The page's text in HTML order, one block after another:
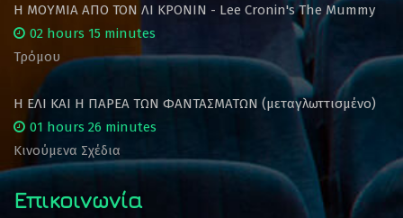
Η ΜΟΥΜΙΑ ΑΠΟ ΤΟΝ ΛΙ ΚΡΟΝΙΝ - Lee Cronin's The Mummy
02 hours 15 minutes
Τρόμου
Η ΕΛΙ ΚΑΙ Η ΠΑΡΕΑ ΤΩΝ ΦΑΝΤΑΣΜΑΤΩΝ (μεταγλωττισμένο)
01 hours 26 minutes
Κινούμενα Σχέδια
Επικοινωνία